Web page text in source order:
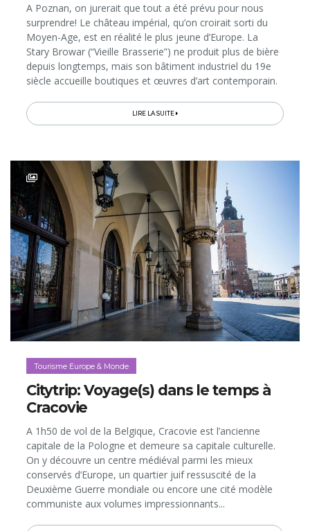
A Poznan, on jurerait que tout a été prévu pour nous
surprendre! Le château impérial, qu’on croirait sorti du
Moyen-Age, est en réalité le plus jeune d’Europe. La
Stary Browar (“Vieille Brasserie”) ne produit plus de bière
depuis longtemps, mais son bâtiment industriel du 19e
siècle accueille boutiques et œuvres d’art contemporain.
LIRE LA SUITE
Tourisme Europe & Monde
Citytrip: Voyage(s) dans le temps à
Cracovie
A 1h50 de vol de la Belgique, Cracovie est l’ancienne
capitale de la Pologne et demeure sa capitale culturelle.
On y découvre un centre médiéval parmi les mieux
conservés d’Europe, un quartier juif ressuscité de la
Deuxième Guerre mondiale ou encore une cité modèle
communiste aux volumes impressionnants...